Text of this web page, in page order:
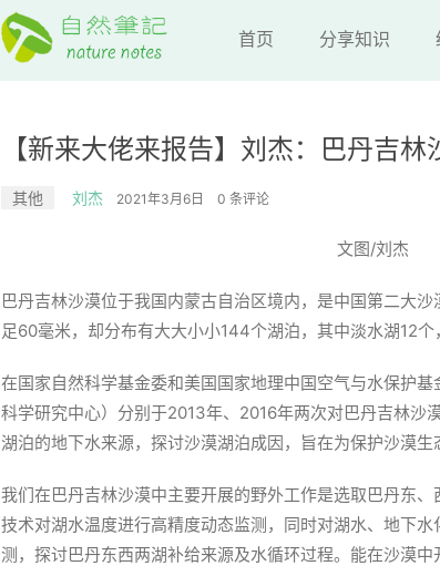
首页 分享知识
【新来大佬来报告】刘杰：巴丹吉
其他 刘杰 2021年3月6日 0 条评论
文图/刘杰
巴丹吉林沙漠位于我国内蒙古自治区境内，是中国第二大
足60毫米，却分布有大大小小144个湖泊，其中淡水湖12个
在国家自然科学基金委和美国国家地理中国空气与水保护
科学研究中心）分别于2013年、2016年两次对巴丹吉林沙
湖泊的地下水来源，探讨沙漠湖泊成因，旨在为保护沙漠生
我们在巴丹吉林沙漠中主要开展的野外工作是选取巴丹东
技术对湖水温度进行高精度动态监测，同时对湖水、地下
测，探讨巴丹东西两湖补给来源及水循环过程。能在沙漠